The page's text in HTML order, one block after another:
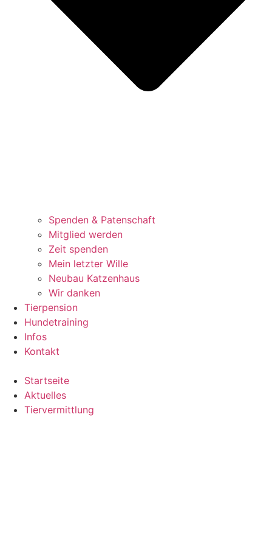
Spenden & Patenschaft
Mitglied werden
Zeit spenden
Mein letzter Wille
Neubau Katzenhaus
Wir danken
Tierpension
Hundetraining
Infos
Kontakt
Startseite
Aktuelles
Tiervermittlung